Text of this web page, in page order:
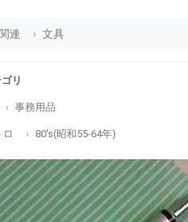
連 文具
リ
事務用品
ロ 80's(昭和55-64年)